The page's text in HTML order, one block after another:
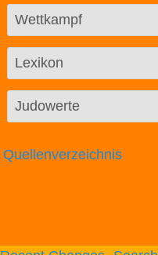
Wettkampf
Lexikon
Judowerte
Quellenverzeichnis